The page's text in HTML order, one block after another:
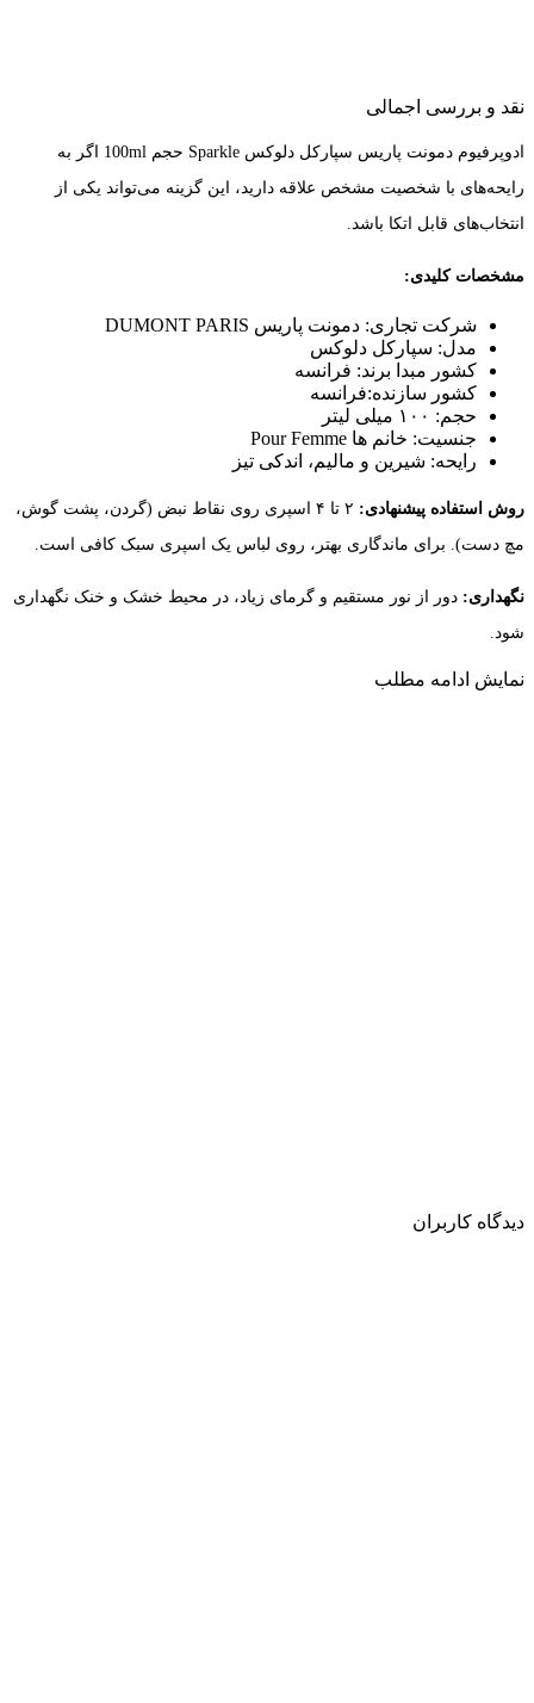
نقد و بررسی اجمالی
ادوپرفیوم دمونت پاریس سپارکل دلوکس Sparkle حجم 100ml اگر به
رایحه‌های با شخصیت مشخص علاقه دارید، این گزینه می‌تواند یکی از
انتخاب‌های قابل اتکا باشد.
مشخصات کلیدی:
شرکت تجاری: دمونت پاریس DUMONT PARIS
مدل: سپارکل دلوکس
کشور مبدا برند: فرانسه
کشور سازنده:فرانسه
حجم: ۱۰۰ میلی لیتر
جنسیت: خانم ها Pour Femme
رایحه: شیرین و مالیم، اندکی تیز
روش استفاده پیشنهادی:
۲ تا ۴ اسپری روی نقاط نبض (گردن، پشت گوش،
مچ دست). برای ماندگاری بهتر، روی لباس یک اسپری سبک کافی است.
نگهداری: دور از نور مستقیم و گرمای زیاد، در محیط خشک و خنک نگهداری
شود.
نمایش ادامه مطلب
دیدگاه کاربران